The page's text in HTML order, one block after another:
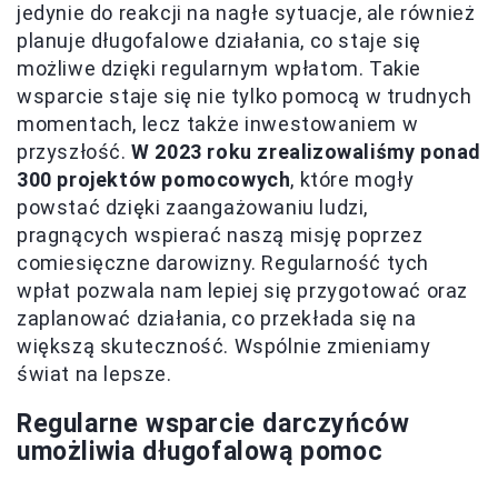
jedynie do reakcji na nagłe sytuacje, ale również
planuje długofalowe działania, co staje się
możliwe dzięki regularnym wpłatom. Takie
wsparcie staje się nie tylko pomocą w trudnych
momentach, lecz także inwestowaniem w
przyszłość.W 2023 roku zrealizowaliśmy ponad
300 projektów pomocowych, które mogły
powstać dzięki zaangażowaniu ludzi,
pragnących wspierać naszą misję poprzez
comiesięczne darowizny. Regularność tych
wpłat pozwala nam lepiej się przygotować oraz
zaplanować działania, co przekłada się na
większą skuteczność. Wspólnie zmieniamy
świat na lepsze.
Regularne wsparcie darczyńców
umożliwia długofalową pomoc